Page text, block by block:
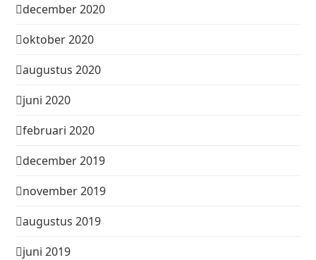
december 2020
oktober 2020
augustus 2020
juni 2020
februari 2020
december 2019
november 2019
augustus 2019
juni 2019